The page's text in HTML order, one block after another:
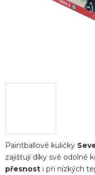
Paintballové kuličky
zajišťují díky své odolné
přesnost i při nízkých